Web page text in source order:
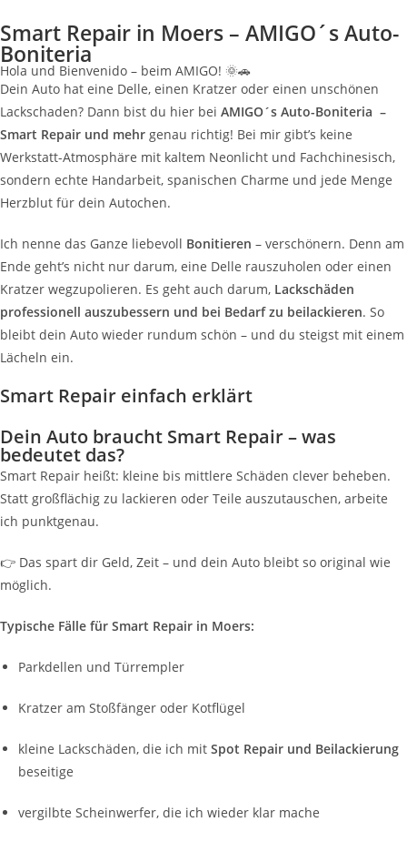
Smart Repair in Moers – AMIGO´s Auto-
Boniteria
Hola und Bienvenido – beim AMIGO! 🌞🚗
Dein Auto hat eine Delle, einen Kratzer oder einen unschönen
Lackschaden? Dann bist du hier bei AMIGO´s Auto-Boniteria –
Smart Repair und mehr genau richtig! Bei mir gibt’s keine
Werkstatt-Atmosphäre mit kaltem Neonlicht und Fachchinesisch,
sondern echte Handarbeit, spanischen Charme und jede Menge
Herzblut für dein Autochen.
Ich nenne das Ganze liebevoll Bonitieren – verschönern. Denn am
Ende geht’s nicht nur darum, eine Delle rauszuholen oder einen
Kratzer wegzupolieren. Es geht auch darum, Lackschäden
professionell auszubessern und bei Bedarf zu beilackieren. So
bleibt dein Auto wieder rundum schön – und du steigst mit einem
Lächeln ein.
Smart Repair einfach erklärt
Dein Auto braucht Smart Repair – was
bedeutet das?
Smart Repair heißt: kleine bis mittlere Schäden clever beheben.
Statt großflächig zu lackieren oder Teile auszutauschen, arbeite
ich punktgenau.
👉 Das spart dir Geld, Zeit – und dein Auto bleibt so original wie
möglich.
Typische Fälle für Smart Repair in Moers:
Parkdellen und Türrempler
Kratzer am Stoßfänger oder Kotflügel
kleine Lackschäden, die ich mit Spot Repair und Beilackierung
beseitige
vergilbte Scheinwerfer, die ich wieder klar mache